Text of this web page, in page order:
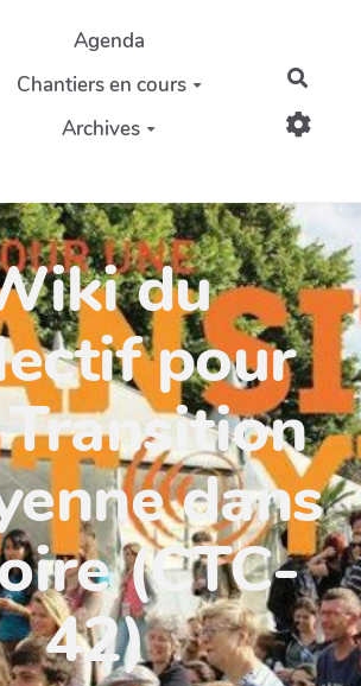
principalAgenda
Chantiers en cours
Archives
du
pour
dans
(CTC-
42)